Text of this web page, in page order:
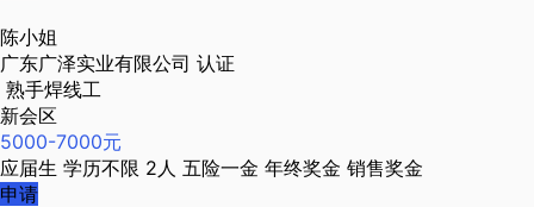
陈小姐
广东广泽实业有限公司 认证
熟手焊线工
新会区
5000-7000元
应届生 学历不限 2人 五险一金 年终奖金 销售奖金
申请